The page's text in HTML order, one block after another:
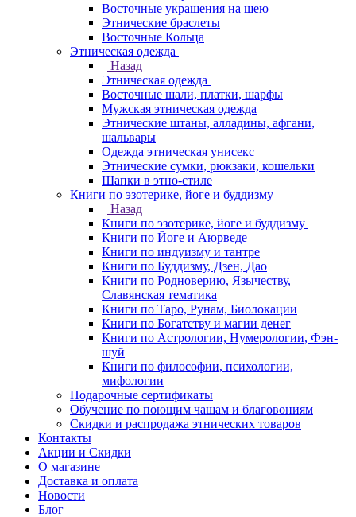
Восточные украшения на шею
Этнические браслеты
Восточные Кольца
Этническая одежда
Назад
Этническая одежда
Восточные шали, платки, шарфы
Мужская этническая одежда
Этнические штаны, алладины, афгани,
шальвары
Одежда этническая унисекс
Этнические сумки, рюкзаки, кошельки
Шапки в этно-стиле
Книги по эзотерике, йоге и буддизму
Назад
Книги по эзотерике, йоге и буддизму
Книги по Йоге и Аюрведе
Книги по индуизму и тантре
Книги по Буддизму, Дзен, Дао
Книги по Родноверию, Язычеству,
Славянская тематика
Книги по Таро, Рунам, Биолокации
Книги по Богатству и магии денег
Книги по Астрологии, Нумерологии, Фэн-
шуй
Книги по философии, психологии,
мифологии
Подарочные сертификаты
Обучение по поющим чашам и благовониям
Скидки и распродажа этнических товаров
Контакты
Акции и Скидки
О магазине
Доставка и оплата
Новости
Блог